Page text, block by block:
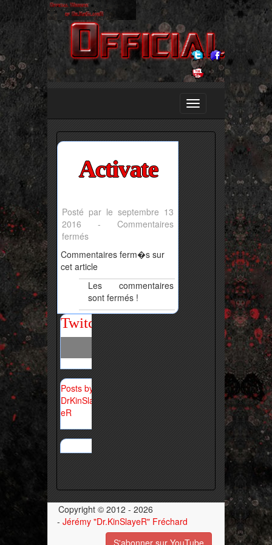
Activate
Posté par le septembre 13
2016 - Commentaires
ferméssur
Commentaires ferm�s sur
cet article
Les commentaires
sont fermés !
Twitch
Posts by
DrKinSlay
eR
Copyright © 2012 - 2026
-Jérémy "Dr.KinSlayeR" Fréchard
S'abonner sur YouTube